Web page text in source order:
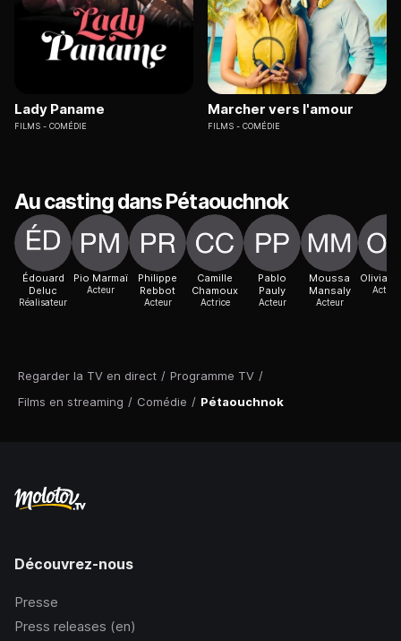
Regarder la TV en direct / Programme TV /
Films en streaming / Comédie / Pétaouchnok
Lady Paname
FILMS COMÉDIE
Marcher vers l'amour
FILMS COMÉDIE
Au casting dans Pétaouchnok
Édouard
Deluc
Réalisateur
Pio Marmaï
Acteur
Philippe
Rebbot
Acteur
Camille
Chamoux
Actrice
Pablo
Pauly
Acteur
Moussa
Mansaly
Acteur
Olivia
Actrice
Découvrez-nous
Presse
Press releases (en)